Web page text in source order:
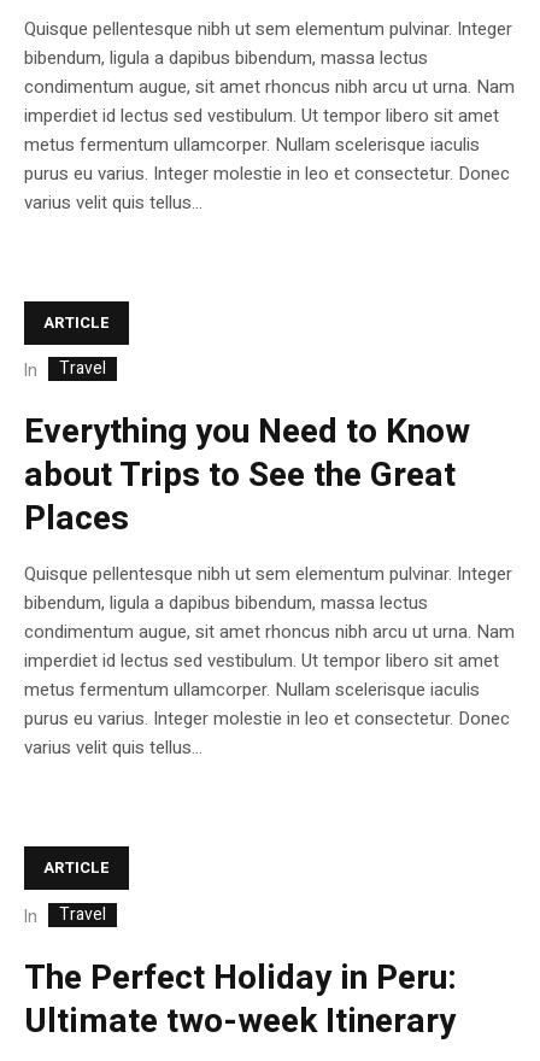
Quisque pellentesque nibh ut sem elementum pulvinar. Integer
bibendum, ligula a dapibus bibendum, massa lectus
condimentum augue, sit amet rhoncus nibh arcu ut urna. Nam
imperdiet id lectus sed vestibulum. Ut tempor libero sit amet
metus fermentum ullamcorper. Nullam scelerisque iaculis
purus eu varius. Integer molestie in leo et consectetur. Donec
varius velit quis tellus...
ARTICLE
In Travel
Everything you Need to Know
about Trips to See the Great
Places
Quisque pellentesque nibh ut sem elementum pulvinar. Integer
bibendum, ligula a dapibus bibendum, massa lectus
condimentum augue, sit amet rhoncus nibh arcu ut urna. Nam
imperdiet id lectus sed vestibulum. Ut tempor libero sit amet
metus fermentum ullamcorper. Nullam scelerisque iaculis
purus eu varius. Integer molestie in leo et consectetur. Donec
varius velit quis tellus...
ARTICLE
In Travel
The Perfect Holiday in Peru:
Ultimate two-week Itinerary